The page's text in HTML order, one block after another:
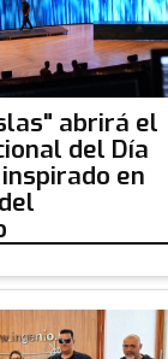
abrirá el
del Día
en